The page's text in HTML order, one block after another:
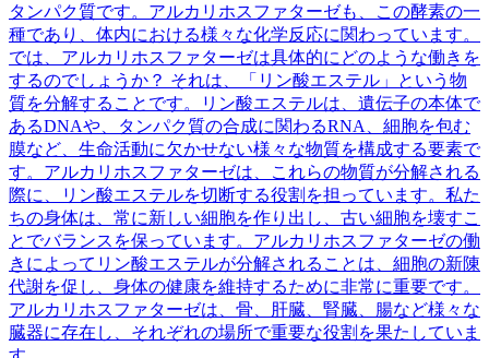
タンパク質です。アルカリホスファターゼも、この酵素の一
種であり、体内における様々な化学反応に関わっています。
では、アルカリホスファターゼは具体的にどのような働きを
するのでしょうか？ それは、「リン酸エステル」という物
質を分解することです。リン酸エステルは、遺伝子の本体で
あるDNAや、タンパク質の合成に関わるRNA、細胞を包む
膜など、生命活動に欠かせない様々な物質を構成する要素で
す。アルカリホスファターゼは、これらの物質が分解される
際に、リン酸エステルを切断する役割を担っています。私た
ちの身体は、常に新しい細胞を作り出し、古い細胞を壊すこ
とでバランスを保っています。アルカリホスファターゼの働
きによってリン酸エステルが分解されることは、細胞の新陳
代謝を促し、身体の健康を維持するために非常に重要です。
アルカリホスファターゼは、骨、肝臓、腎臓、腸など様々な
臓器に存在し、それぞれの場所で重要な役割を果たしていま